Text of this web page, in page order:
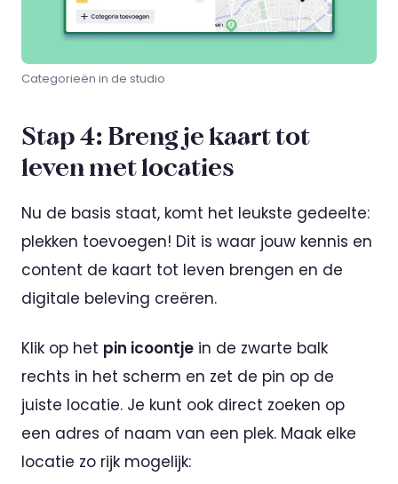
Categorieën in de studio
Stap 4: Breng je kaart tot
leven met locaties
Nu de basis staat, komt het leukste gedeelte:
plekken toevoegen! Dit is waar jouw kennis en
content de kaart tot leven brengen en de
digitale beleving creëren.
Klik op het pin icoontje in de zwarte balk
rechts in het scherm en zet de pin op de
juiste locatie. Je kunt ook direct zoeken op
een adres of naam van een plek. Maak elke
locatie zo rijk mogelijk: